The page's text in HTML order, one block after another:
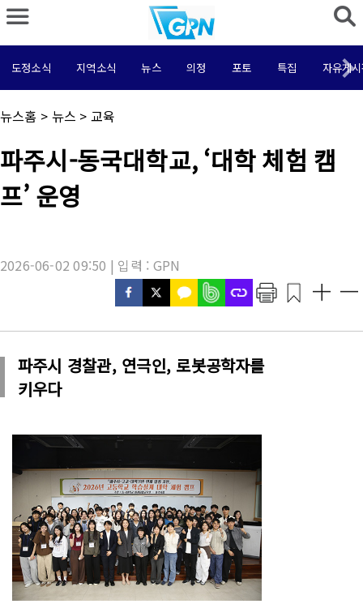
도정소식 지역소식 뉴스 의정 포토 특집 자유게
채
널
:
뉴스홈 > 뉴스 >교육
기
사
목
:
파주시-동국대학교, ‘대학 체험 캠
프’ 운영
2026-06-02 09:50 | 입력 : GPN
파주시 경찰관, 연극인, 로봇공학자를
키우다